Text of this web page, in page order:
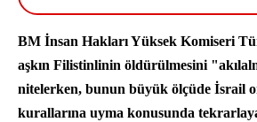
BM İnsan Hakları Yüksek Komiseri
aşkın Filistinlinin öldürülmesini
nitelerken, bunun büyük ölçüde İsrail
kurallarına uyma konusunda